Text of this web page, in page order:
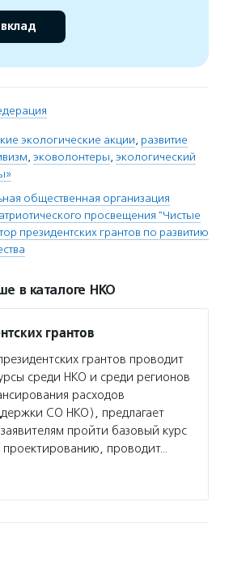
экологические акции, развитие
, эковолонтеры, экологический
общественная организация
просвещения "Чистые
президентских грантов по развитию
в каталоге НКО
грантов
грантов проводит
среди НКО и среди регионов
расходов
СО НКО), предлагает
пройти базовый курс
проектированию, проводит…